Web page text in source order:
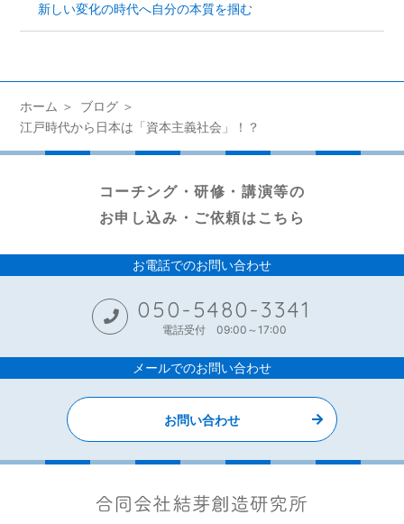
新しい変化の時代へ自分の本質を掴む
ホーム
ブログ
江戸時代から日本は「資本主義社会」！？
コーチング・研修・講演等の
お申し込み・ご依頼はこちら
お電話でのお問い合わせ
050-5480-3341
電話受付 09:00～17:00
メールでのお問い合わせ
お問い合わせ